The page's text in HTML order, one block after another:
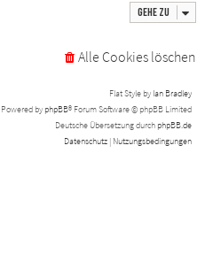
Gehe zu
Alle Cookies löschen
Flat Style by Ian Bradley
Powered by phpBB® Forum Software © phpBB Limited
Deutsche Übersetzung durch phpBB.de
Datenschutz | Nutzungsbedingungen